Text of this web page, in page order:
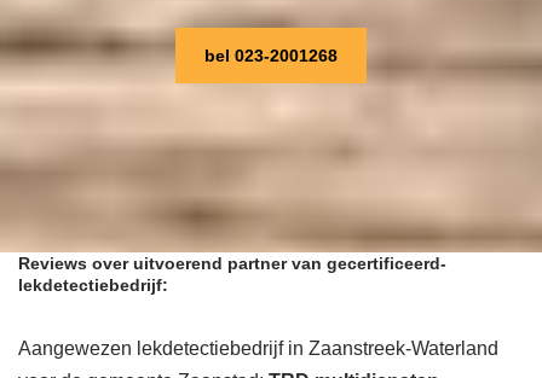
bel 023-2001268
Reviews over uitvoerend partner van gecertificeerd-
lekdetectiebedrijf:
Aangewezen lekdetectiebedrijf in Zaanstreek-Waterland